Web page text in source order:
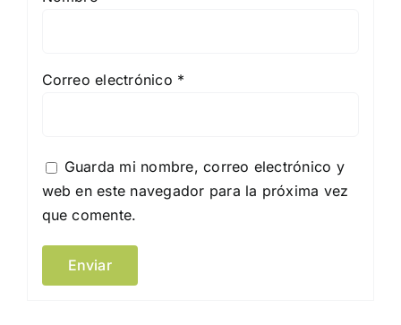
Correo electrónico *
Guarda mi nombre, correo electrónico y
web en este navegador para la próxima vez
que comente.